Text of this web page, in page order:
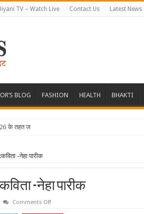
TV – Watch Live Contact Us Latest News
BLOG FASHION HEALTH BHAKTI
के तहत जापान रवाना हुई बियान
-नेहा पारीक
-नेहा पारीक
Comments Offon